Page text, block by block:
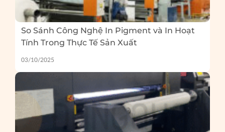
So Sánh Công Nghệ In Pigment và In Hoạt
Tính Trong Thực Tế Sản Xuất
03/10/2025